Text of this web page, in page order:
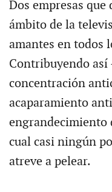
Dos empresas
ámbito de la
amantes en todos
Contribuyendo
concentración
acaparamiento
engrandecimiento
cual casi ningún
atreve a pelear.